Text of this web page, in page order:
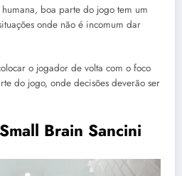
boa parte do jogo tem um
onde não é incomum dar
o jogador de volta com o foco
do jogo, onde decisões deverão ser
Brain Sancini